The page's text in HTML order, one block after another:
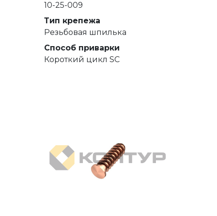
10-25-009
Тип крепежа
Резьбовая шпилька
Способ приварки
Короткий цикл SC